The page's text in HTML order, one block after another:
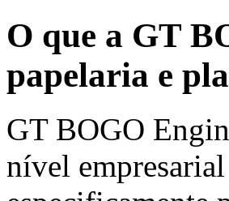
O que a GT
papelaria e
GT BOGO
nível